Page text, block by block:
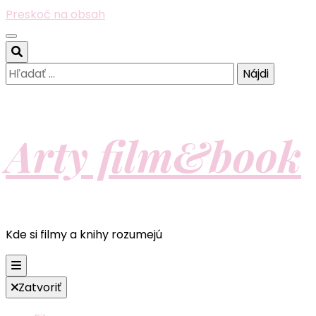
Preskoč na obsah
Hľadať:
Arty film&book
Kde si filmy a knihy rozumejú
Zatvoriť